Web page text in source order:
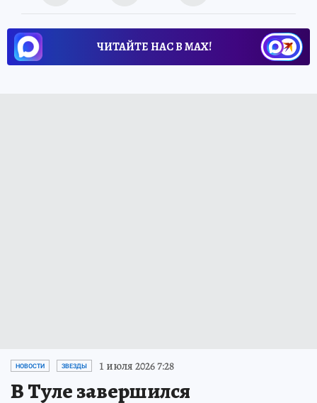
ЧИТАЙТЕ НАС В МАХ!
НОВОСТИ ЗВЕЗДЫ 1 июля 2026 7:28
В Туле завершился